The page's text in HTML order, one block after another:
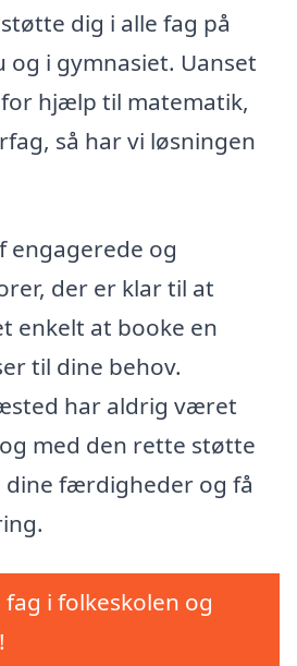
dig i alle fag på
og i gymnasiet. Uanset
hjælp til matematik,
så har vi løsningen
engagerede og
der er klar til at
enkelt at booke en
til dine behov.
har aldrig været
med den rette støtte
færdigheder og få
i folkeskolen og